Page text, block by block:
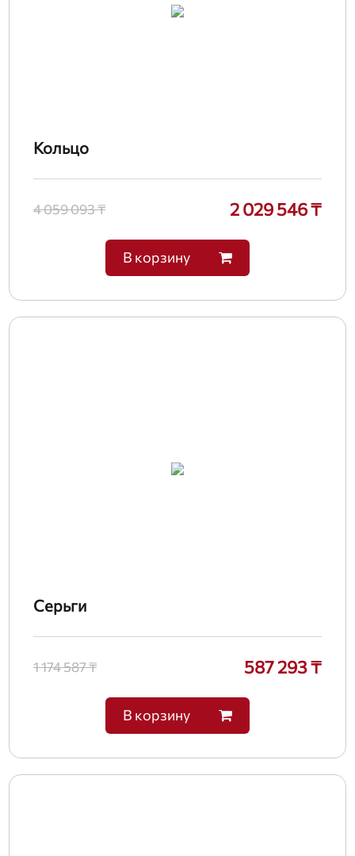
Кольцо
4 059 093 ₸ 2 029 546 ₸
В корзину
Серьги
1 174 587 ₸ 587 293 ₸
В корзину